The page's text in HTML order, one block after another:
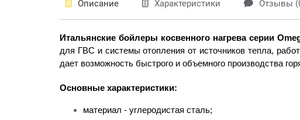
Описание Характеристики Отзывы
Итальянские бойлеры косвенного нагрева серии
для ГВС и системы отопления от источников тепла,
дает возможность быстрого и объемного производства
Основные характеристики:
материал - углеродистая сталь;